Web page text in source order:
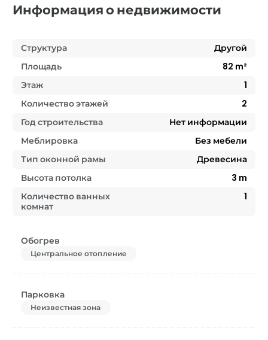
Информация о недвижимости
Структура
Другой
Площадь
82 m²
Этаж
1
Количество этажей
2
Год строительства
Нет информации
Меблировка
Без мебели
Тип оконной рамы
Древесина
Высота потолка
3 m
Количество ванных
комнат
1
Обогрев
Центральное отопление
Парковка
Неизвестная зона